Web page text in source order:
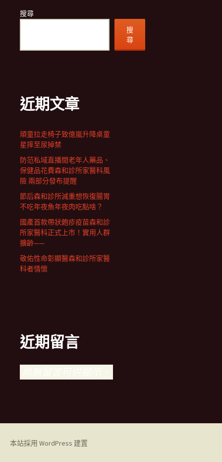
搜尋
搜
尋
近期文章
頑童拉走椅子致億嵐升降桌童
星摔至尿掉禁
防范私域直播間老年人藥品、
保健品花費森和診所家醫科風
險 兩部分發布提醒
節后森和診所減重想恢復腸胃
不吃年夜魚年夜肉吃點啥？
國產首款帶狀皰疹疫苗森和診
所家醫科正式上市！實用人群
擴齡——
敬佑性命彰顯醫森和診所家醫
科者情懷
近期留言
尚無留言可供顯示。
本站採用 WordPress 建置